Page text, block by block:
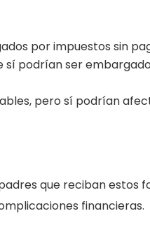
por impuestos sin
sí podrían ser
pero sí podrían
que reciban estos
financieras.